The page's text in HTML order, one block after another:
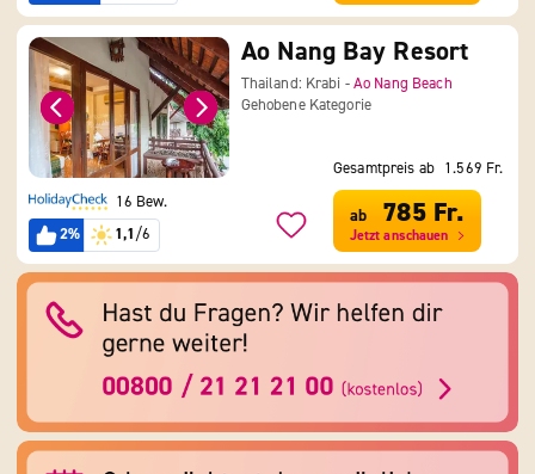
Ao Nang Bay Resort
Thailand: Krabi -Ao Nang Beach
Gehobene Kategorie
16 Bew.
2%
1,1/6
Gesamtpreis ab 1.569 Fr.
ab 785 Fr.
Jetzt anschauen